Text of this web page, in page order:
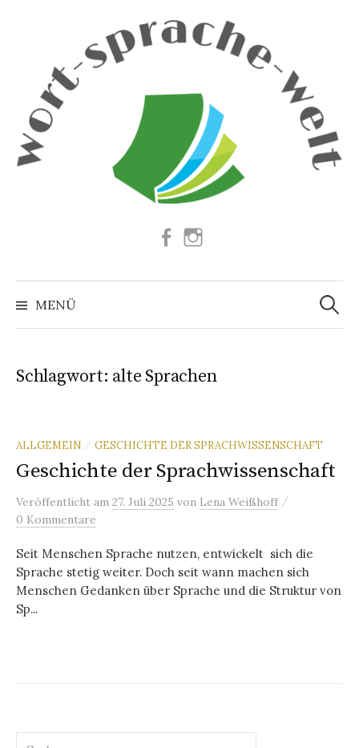
Facebook
MENÜ
Suchen
nach:
Schlagwort: alte Sprachen
ALLGEMEIN / GESCHICHTE DER SPRACHWISSENSCHAFT
Geschichte der Sprachwissenschaft
Veröffentlicht am 27. Juli 2025 von Lena Weißhoff /
0 Kommentare
Seit Menschen Sprache nutzen, entwickelt sich die
Sprache stetig weiter. Doch seit wann machen sich
Menschen Gedanken über Sprache und die Struktur von
Sp...